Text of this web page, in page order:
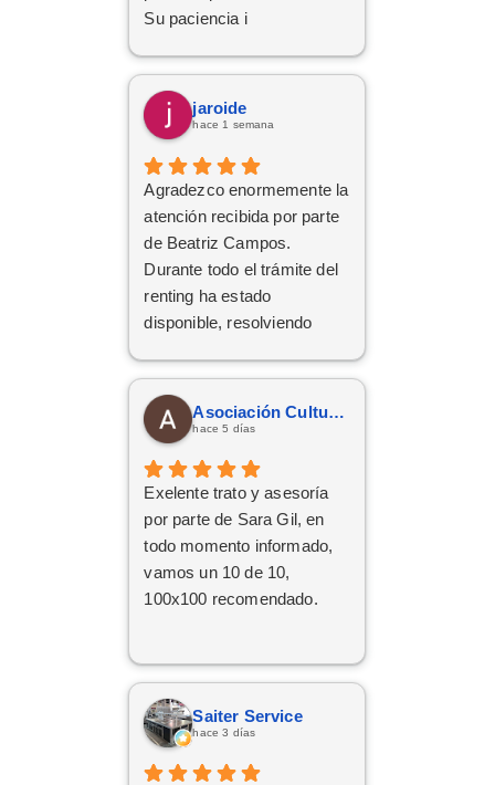
Su paciencia i
Han cumplido el sueño de
mi familia
De tener el coche deseado.
cordial
Da gusto comunicarse con
jaroide
hace 1 semana
Agradezco enormemente la
atención recibida por parte
de Beatriz Campos.
Durante todo el trámite del
renting ha estado
disponible, resolviendo
amabilidad y mucha
claridad. La gestión ha sido
rápida y profesional. ¡Cinco
Asociación Cultural Yesha
hace 5 días
Exelente trato y asesoría
por parte de Sara Gil, en
todo momento informado,
vamos un 10 de 10,
100x100 recomendado.
Saiter Service
hace 3 días